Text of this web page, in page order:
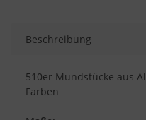
Beschreibung
510er Mundstücke aus
Farben